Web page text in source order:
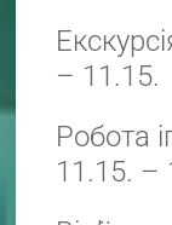
– 11.15.
Робота
11.15. –